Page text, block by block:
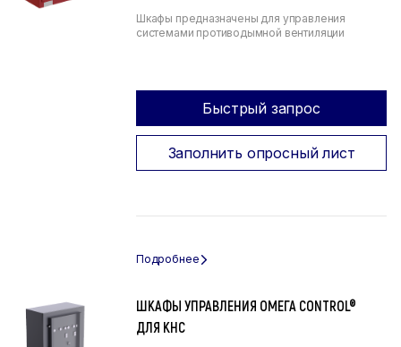
Шкафы предназначены для управления
системами противодымной вентиляции
Быстрый запрос
Заполнить опросный лист
ШКАФЫ УПРАВЛЕНИЯ ОМЕГА CONTROL®
ДЛЯ КНС